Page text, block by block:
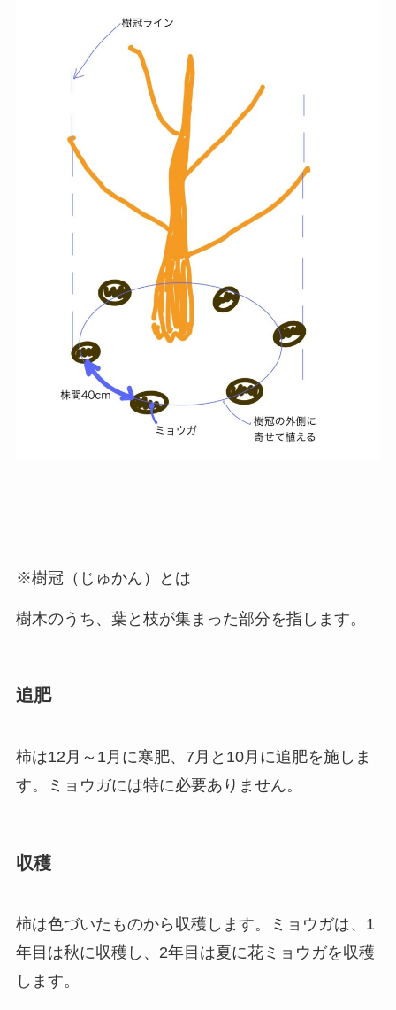
※樹冠（じゅかん）とは
樹木のうち、葉と枝が集まった部分を指します。
追肥
柿は12月～1月に寒肥、7月と10月に追肥を施しま
す。ミョウガには特に必要ありません。
収穫
柿は色づいたものから収穫します。ミョウガは、1
年目は秋に収穫し、2年目は夏に花ミョウガを収穫
します。